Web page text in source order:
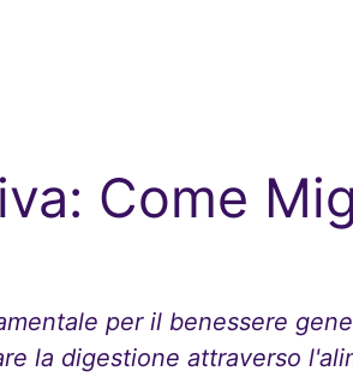
Come
per il benessere
la digestione attraverso